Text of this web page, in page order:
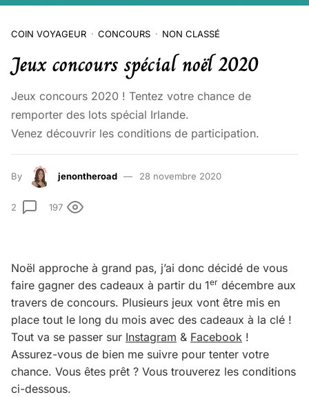
COIN VOYAGEUR CONCOURS NON CLASSÉ
Jeux concours spécial noël 2020
Jeux concours 2020 ! Tentez votre chance de
remporter des lots spécial Irlande.
Venez découvrir les conditions de participation.
By jenontheroad 28 novembre 2020
2 197
Noël approche à grand pas, j’ai donc décidé de vous
faire gagner des cadeaux à partir du 1er décembre aux
travers de concours. Plusieurs jeux vont être mis en
place tout le long du mois avec des cadeaux à la clé !
Tout va se passer sur Instagram & Facebook !
Assurez-vous de bien me suivre pour tenter votre
chance. Vous êtes prêt ? Vous trouverez les conditions
ci-dessous.